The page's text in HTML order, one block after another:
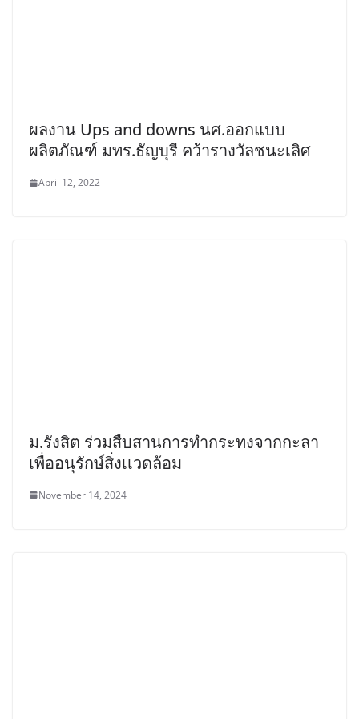
ผลงาน Ups and downs นศ.ออกแบบ
ผลิตภัณฑ์ มทร.ธัญบุรี คว้ารางวัลชนะเลิศ
April 12, 2022
ม.รังสิต ร่วมสืบสานการทำกระทงจากกะลา
เพื่ออนุรักษ์สิ่งเเวดล้อม
November 14, 2024